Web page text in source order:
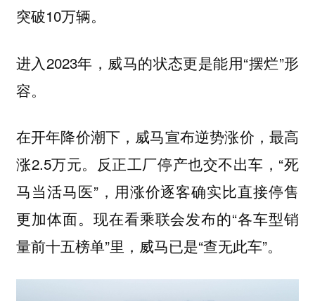
突破10万辆。
进入2023年，威马的状态更是能用“摆烂”形
容。
在开年降价潮下，威马宣布逆势涨价，最高
涨2.5万元。反正工厂停产也交不出车，“死
马当活马医”，用涨价逐客确实比直接停售
更加体面。现在看乘联会发布的“各车型销
量前十五榜单”里，威马已是“查无此车”。